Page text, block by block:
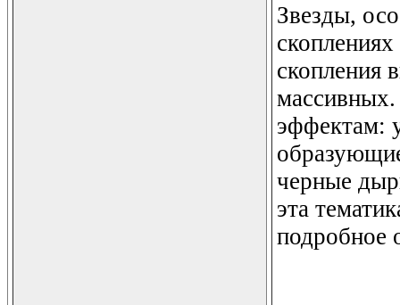
Звезды,
скопления
эффектам:
черные
эта
подробное